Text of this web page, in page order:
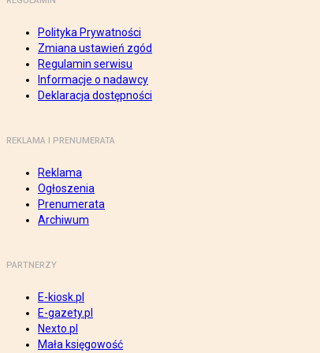
Polityka Prywatności
Zmiana ustawień zgód
Regulamin serwisu
Informacje o nadawcy
Deklaracja dostępności
REKLAMA I PRENUMERATA
Reklama
Ogłoszenia
Prenumerata
Archiwum
PARTNERZY
E-kiosk.pl
E-gazety.pl
Nexto.pl
Mała księgowość